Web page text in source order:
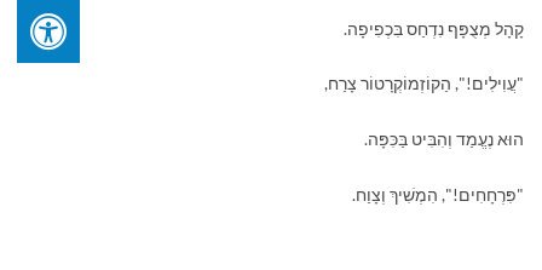
קָהָל מְצֻפָּף נִדְחַס בִּכְפִיפָה.
"עֲוִילִים!", הַקוֹזְמוֹקְרָטוֹר צָרַח,
הוּא נֶעֱמַד וְהִבִּיט בַּכִּפָּה.
"פִּרְחָחִים!", הִמְשִׁיךְ וְצָוַח.